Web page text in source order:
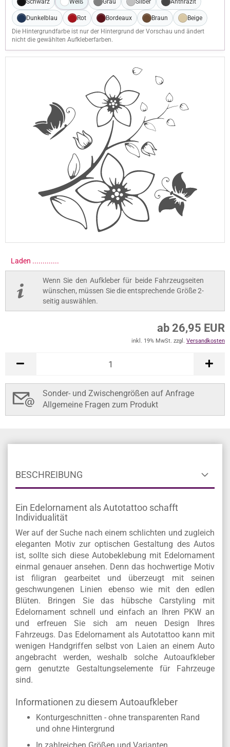
Schwarz Weiß Grau Silber Anthrazit
Dunkelblau Rot Bordeaux Braun
Beige
Die Hintergrundfarbe ist nur der Hintergrund der Vorschau und ändert
nicht die gewählten Aufkleberfarben.
Laden ..............
Wenn Sie den Aufkleber für beide Fahrzeugseiten
wünschen, müssen Sie die entsprechende Größe 2-
seitig auswählen.
ab 26,95 EUR
inkl. 19% MwSt. zzgl. Versandkosten
Sonder- und Zwischengrößen auf Anfrage
Allgemeine Fragen zum Produkt
BESCHREIBUNG
Ein Edelornament als Autotattoo schafft
Individualität
Wer auf der Suche nach einem schlichten und zugleich
eleganten Motiv zur optischen Gestaltung des Autos
ist, sollte sich diese Autobeklebung mit Edelornament
einmal genauer ansehen. Denn das hochwertige Motiv
ist filigran gearbeitet und überzeugt mit seinen
geschwungenen Linien ebenso wie mit den edlen
Blüten. Bringen Sie das hübsche Carstyling mit
Edelornament schnell und einfach an Ihren PKW an
und erfreuen Sie sich am neuen Design Ihres
Fahrzeugs. Das Edelornament als Autotattoo kann mit
wenigen Handgriffen selbst von Laien an einem Auto
angebracht werden, weshalb solche Autoaufkleber
gern genutzte Gestaltungselemente für Fahrzeuge
sind.
Informationen zu diesem Autoaufkleber
Konturgeschnitten - ohne transparenten Rand
und ohne Hintergrund